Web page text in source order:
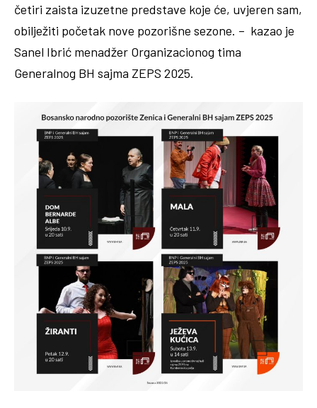
četiri zaista izuzetne predstave koje će, uvjeren sam,
obilježiti početak nove pozorišne sezone. – kazao je
Sanel Ibrić menadžer Organizacionog tima
Generalnog BH sajma ZEPS 2025.